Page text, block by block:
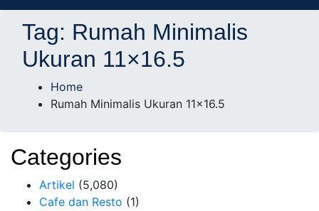
AD Studio – Jasa
Arsitek Profesional
Bersertifikasi
AD Studio – Jasa Arsitek Profesional Bersertifikasi
Tag: Rumah Minimalis
Ukuran 11×16.5
Home
Rumah Minimalis Ukuran 11×16.5
Categories
Artikel (5,080)
Cafe dan Resto (1)